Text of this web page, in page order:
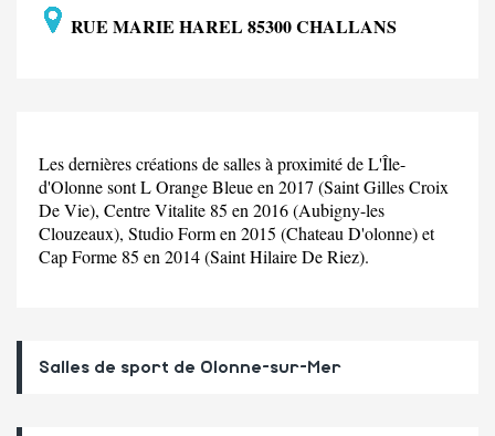
RUE MARIE HAREL 85300 CHALLANS
Les dernières créations de salles à proximité de L'Île-
d'Olonne sont L Orange Bleue en 2017 (Saint Gilles Croix
De Vie), Centre Vitalite 85 en 2016 (Aubigny-les
Clouzeaux), Studio Form en 2015 (Chateau D'olonne) et
Cap Forme 85 en 2014 (Saint Hilaire De Riez).
Salles de sport de Olonne-sur-Mer